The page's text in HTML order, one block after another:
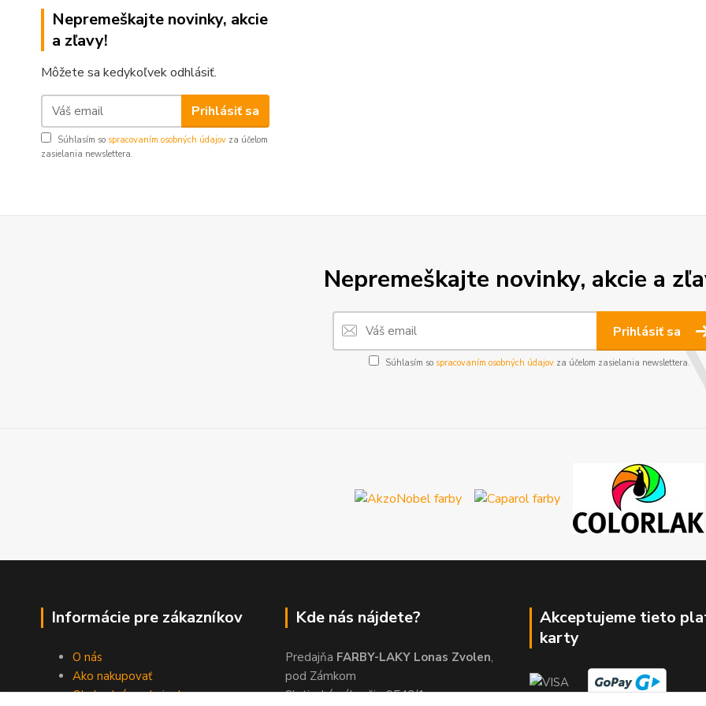
Nepremeškajte novinky, akcie
a zľavy!
Môžete sa kedykoľvek odhlásiť.
Prihlásiť sa
Súhlasím so spracovaním osobných údajov za účelom
zasielania newslettera.
Nepremeškajte novinky, akcie a
Prihlásiť sa
Súhlasím so spracovaním osobných údajov za účelom zasielania newslettera.
Informácie pre zákazníkov
O nás
Ako nakupovať
Obchodné podmienky
Kde nás nájdete?
Predajňa FARBY-LAKY Lonas Zvolen,
pod Zámkom
Slatinské nábrežie 9542/1
Akceptujeme tieto
karty